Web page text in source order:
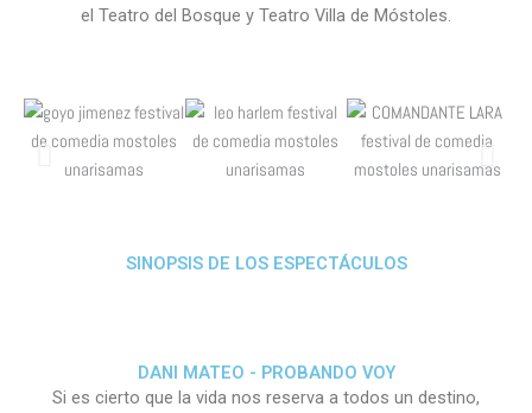
el Teatro del Bosque y Teatro Villa de Móstoles.
SINOPSIS DE LOS ESPECTÁCULOS
DANI MATEO - PROBANDO VOY
Si es cierto que la vida nos reserva a todos un destino,